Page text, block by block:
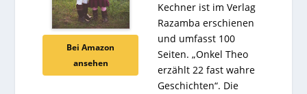
Bei Amazon
ansehen
Kechner ist im Verlag
Razamba erschienen
und umfasst 100
Seiten. „Onkel Theo
erzählt 22 fast wahre
Geschichten“. Die